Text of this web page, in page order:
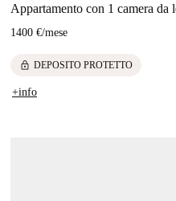
Appartamento con 1 camera da
1400 €/mese
lock DEPOSITO PROTETTO
+info